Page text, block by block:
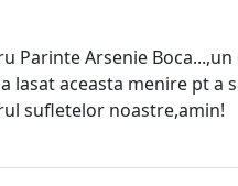
Arsenie
aceasta menire pt a
sufletelor noastre,amin!